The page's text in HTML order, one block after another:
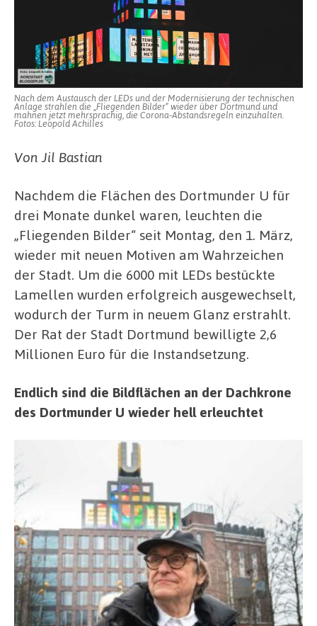
heller
strahlen
Nach dem Austausch der LEDs und der Modernisierung der technischen
Anlage strahlen die „Fliegenden Bilder“ wieder über Dortmund und
mahnen jetzt mehrsprachig, die Corona-Abstandsregeln einzuhalten.
Fotos: Leopold Achilles
Von Jil Bastian
Nachdem die Flächen des Dortmunder U für
drei Monate dunkel waren, leuchten die
„Fliegenden Bilder“ seit Montag, den 1. März,
wieder mit neuen Motiven am Wahrzeichen
der Stadt. Um die 6000 mit LEDs bestückte
Lamellen wurden erfolgreich ausgewechselt,
wodurch der Turm in neuem Glanz erstrahlt.
Der Rat der Stadt Dortmund bewilligte 2,6
Millionen Euro für die Instandsetzung.
Endlich sind die Bildflächen an der Dachkrone
des Dortmunder U wieder hell erleuchtet